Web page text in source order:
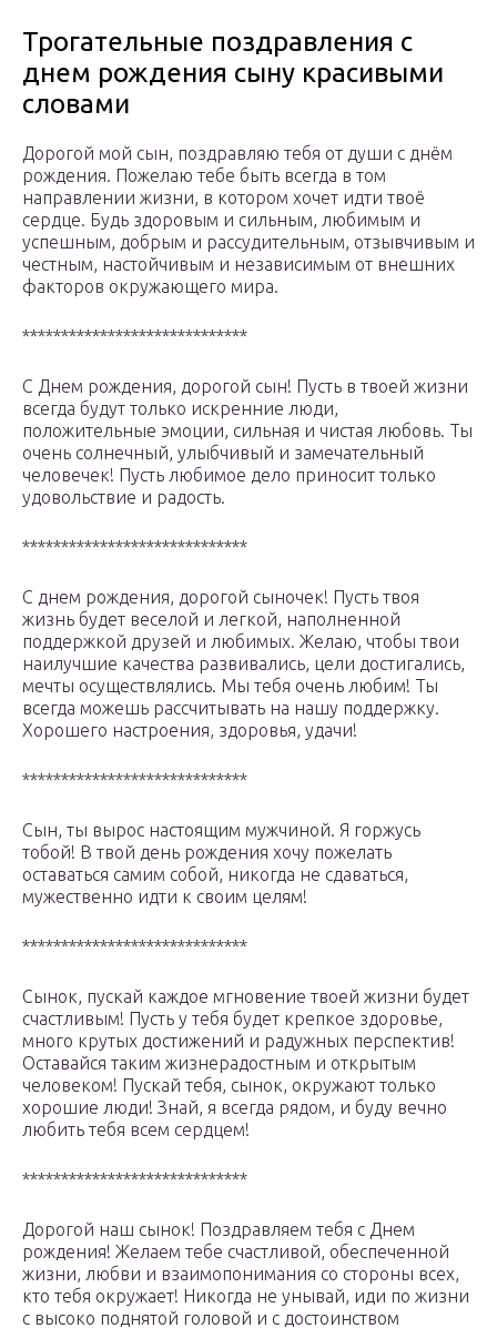
Трогательные поздравления с
днем рождения сыну красивыми
словами
Дорогой мой сын, поздравляю тебя от души с днём
рождения. Пожелаю тебе быть всегда в том
направлении жизни, в котором хочет идти твоё
сердце. Будь здоровым и сильным, любимым и
успешным, добрым и рассудительным, отзывчивым и
честным, настойчивым и независимым от внешних
факторов окружающего мира.
*****************************
С Днем рождения, дорогой сын! Пусть в твоей жизни
всегда будут только искренние люди,
положительные эмоции, сильная и чистая любовь. Ты
очень солнечный, улыбчивый и замечательный
человечек! Пусть любимое дело приносит только
удовольствие и радость.
*****************************
С днем рождения, дорогой сыночек! Пусть твоя
жизнь будет веселой и легкой, наполненной
поддержкой друзей и любимых. Желаю, чтобы твои
наилучшие качества развивались, цели достигались,
мечты осуществлялись. Мы тебя очень любим! Ты
всегда можешь рассчитывать на нашу поддержку.
Хорошего настроения, здоровья, удачи!
*****************************
Сын, ты вырос настоящим мужчиной. Я горжусь
тобой! В твой день рождения хочу пожелать
оставаться самим собой, никогда не сдаваться,
мужественно идти к своим целям!
*****************************
Сынок, пускай каждое мгновение твоей жизни будет
счастливым! Пусть у тебя будет крепкое здоровье,
много крутых достижений и радужных перспектив!
Оставайся таким жизнерадостным и открытым
человеком! Пускай тебя, сынок, окружают только
хорошие люди! Знай, я всегда рядом, и буду вечно
любить тебя всем сердцем!
*****************************
Дорогой наш сынок! Поздравляем тебя с Днем
рождения! Желаем тебе счастливой, обеспеченной
жизни, любви и взаимопонимания со стороны всех,
кто тебя окружает! Никогда не унывай, иди по жизни
с высоко поднятой головой и с достоинством